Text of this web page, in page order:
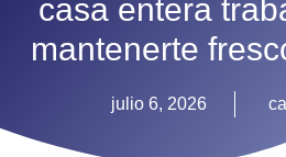
casa entera
mantenerte
julio 6, 2026